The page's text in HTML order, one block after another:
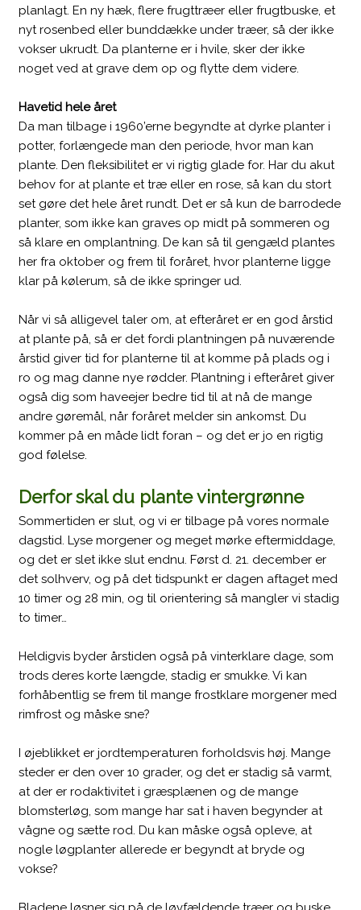
planlagt. En ny hæk, flere frugttræer eller frugtbuske, et
nyt rosenbed eller bunddække under træer, så der ikke
vokser ukrudt. Da planterne er i hvile, sker der ikke
noget ved at grave dem op og flytte dem videre.
Havetid hele året
Da man tilbage i 1960’erne begyndte at dyrke planter i
potter, forlængede man den periode, hvor man kan
plante. Den fleksibilitet er vi rigtig glade for. Har du akut
behov for at plante et træ eller en rose, så kan du stort
set gøre det hele året rundt. Det er så kun de barrodede
planter, som ikke kan graves op midt på sommeren og
så klare en omplantning. De kan så til gengæld plantes
her fra oktober og frem til foråret, hvor planterne ligge
klar på kølerum, så de ikke springer ud.
Når vi så alligevel taler om, at efteråret er en god årstid
at plante på, så er det fordi plantningen på nuværende
årstid giver tid for planterne til at komme på plads og i
ro og mag danne nye rødder. Plantning i efteråret giver
også dig som haveejer bedre tid til at nå de mange
andre gøremål, når foråret melder sin ankomst. Du
kommer på en måde lidt foran – og det er jo en rigtig
god følelse.
Derfor skal du plante vintergrønne
Sommertiden er slut, og vi er tilbage på vores normale
dagstid. Lyse morgener og meget mørke eftermiddage,
og det er slet ikke slut endnu. Først d. 21. december er
det solhverv, og på det tidspunkt er dagen aftaget med
10 timer og 28 min, og til orientering så mangler vi stadig
to timer…
Heldigvis byder årstiden også på vinterklare dage, som
trods deres korte længde, stadig er smukke. Vi kan
forhåbentlig se frem til mange frostklare morgener med
rimfrost og måske sne?
I øjeblikket er jordtemperaturen forholdsvis høj. Mange
steder er den over 10 grader, og det er stadig så varmt,
at der er rodaktivitet i græsplænen og de mange
blomsterløg, som mange har sat i haven begynder at
vågne og sætte rod. Du kan måske også opleve, at
nogle løgplanter allerede er begyndt at bryde og
vokse?